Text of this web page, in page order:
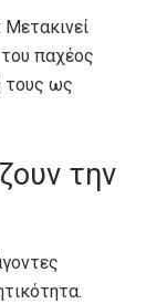
παχέος
τους ως
την